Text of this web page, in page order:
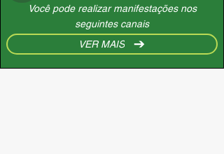
Você pode realizar manifestações nos
seguintes canais
VER MAIS